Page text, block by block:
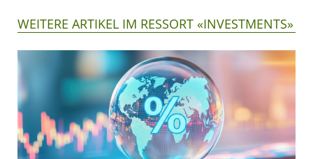
WEITERE ARTIKEL IM RESSORT «INVESTMENTS»